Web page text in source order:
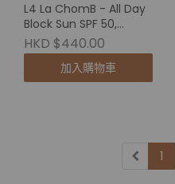
L4 La ChomB - All Day
Block Sun SPF 50,
PA++++防晒霜
HKD $440.00
加入購物車
1